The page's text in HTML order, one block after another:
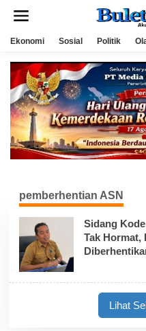
Ekonomi Sosial Politik
pemberhentian ASN
Sidang
Tak Hormat,
Lihat